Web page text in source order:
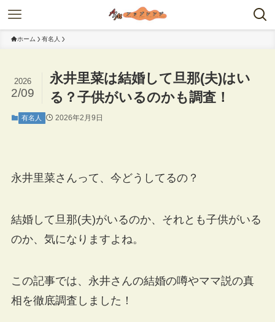
ホーム 有名人
永井里菜は結婚して旦那(夫)はい
る？子供がいるのかも調査！
2026
2/09
有名人 2026年2月9日
永井里菜さんって、今どうしてるの？
結婚して旦那(夫)がいるのか、それとも子供がいる
のか、気になりますよね。
この記事では、永井さんの結婚の噂やママ説の真
相を徹底調査しました！